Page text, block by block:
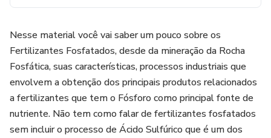
Nesse material você vai saber um pouco sobre os
Fertilizantes Fosfatados, desde da mineração da Rocha
Fosfática, suas características, processos industriais que
envolvem a obtenção dos principais produtos relacionados
a fertilizantes que tem o Fósforo como principal fonte de
nutriente. Não tem como falar de fertilizantes fosfatados
sem incluir o processo de Ácido Sulfúrico que é um dos